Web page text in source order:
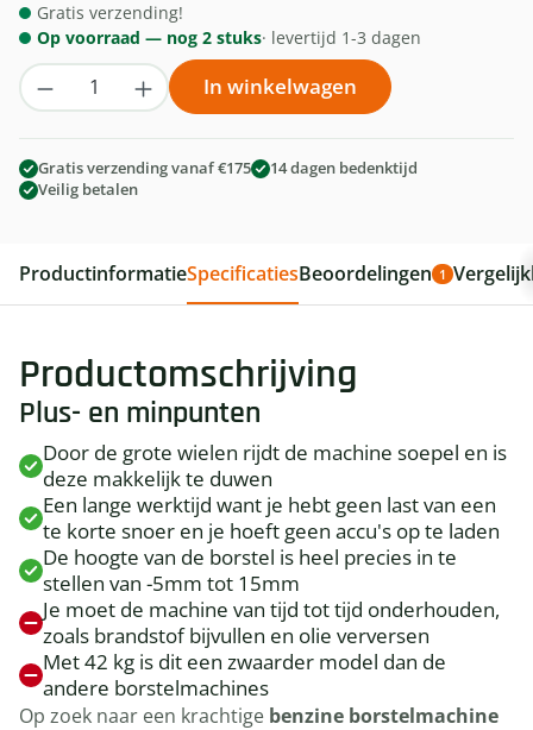
Gratis verzending!
Op voorraad — nog 2 stuks· levertijd 1-3 dagen
Producthoeveelheid: Voer de gewenste
In winkelwagen
Gratis verzending vanaf €175
14 dagen bedenktijd
Veilig betalen
ProductinformatieSpecificatiesBeoordelingen 1
Productomschrijving
Plus- en minpunten
Door de grote wielen rijdt de machine soepel en is
deze makkelijk te duwen
Een lange werktijd want je hebt geen last van een
te korte snoer en je hoeft geen accu's op te laden
De hoogte van de borstel is heel precies in te
stellen van -5mm tot 15mm
Je moet de machine van tijd tot tijd onderhouden,
zoals brandstof bijvullen en olie verversen
Met 42 kg is dit een zwaarder model dan de
andere borstelmachines
Op zoek naar een krachtige benzine borstelmachine